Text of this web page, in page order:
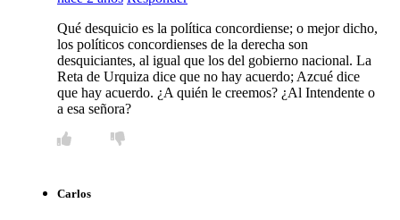
Qué desquicio es la política concordiense; o mejor dicho,
los políticos concordienses de la derecha son
desquiciantes, al igual que los del gobierno nacional. La
Reta de Urquiza dice que no hay acuerdo; Azcué dice
que hay acuerdo. ¿A quién le creemos? ¿Al Intendente o
a esa señora?
Carlos